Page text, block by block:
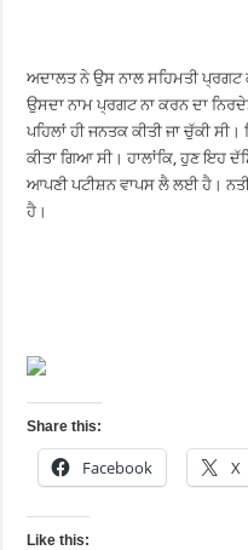
ਅਦਾਲਤ ਨੇ ਉਸ ਨਾਲ ਸਹਿਮਤੀ
ਉਸਦਾ ਨਾਮ ਪ੍ਰਗਟ ਨਾ ਕਰਨ ਦਾ
ਪਹਿਲਾਂ ਹੀ ਜਨਤਕ ਕੀਤੀ ਜਾ ਚੁੱਕੀ
ਕੀਤਾ ਗਿਆ ਸੀ। ਹਾਲਾਂਕਿ, ਹੁਣ ਇਹ
ਆਪਣੀ ਪਟੀਸ਼ਨ ਵਾਪਸ ਲੈ ਲਈ ਹੈ।
ਹੈ।
Share this:
Facebook X
Like this: